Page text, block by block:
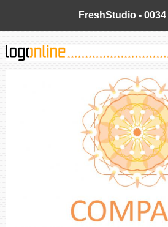
FreshStudio - 0034